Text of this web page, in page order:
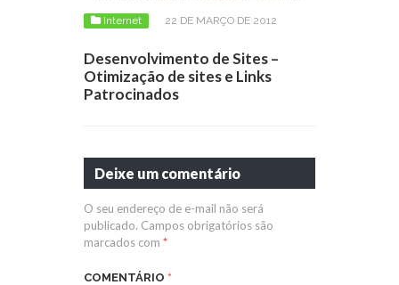
Internet 22 DE MARÇO DE 2012
Desenvolvimento de Sites –
Otimização de sites e Links
Patrocinados
Deixe um comentário
O seu endereço de e-mail não será
publicado. Campos obrigatórios são
marcados com *
COMENTÁRIO *